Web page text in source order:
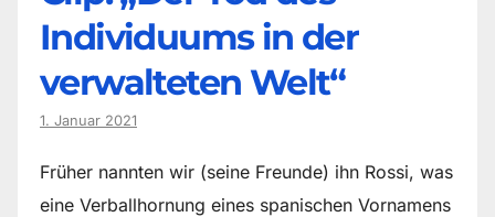
Individuums in der
verwalteten Welt“
1. Januar 2021
Früher nannten wir (seine Freunde) ihn Rossi, was
eine Verballhornung eines spanischen Vornamens